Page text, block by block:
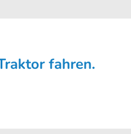
fahren.